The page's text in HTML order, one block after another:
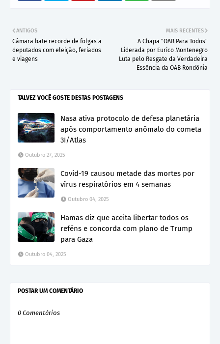
MAIS RECENTES
A Chapa "OAB Para Todos"
Liderada por Eurico Montenegro
Luta pelo Resgate da Verdadeira
Essência da OAB Rondônia
ANTIGOS
Câmara bate recorde de folgas a
deputados com eleição, feriados
e viagens
TALVEZ VOCÊ GOSTE DESTAS POSTAGENS
Nasa ativa protocolo de defesa planetária
após comportamento anômalo do cometa
3I/Atlas
Outubro 27, 2025
Covid-19 causou metade das mortes por
vírus respiratórios em 4 semanas
Outubro 04, 2025
Hamas diz que aceita libertar todos os
reféns e concorda com plano de Trump
para Gaza
Outubro 04, 2025
POSTAR UM COMENTÁRIO
0 Comentários